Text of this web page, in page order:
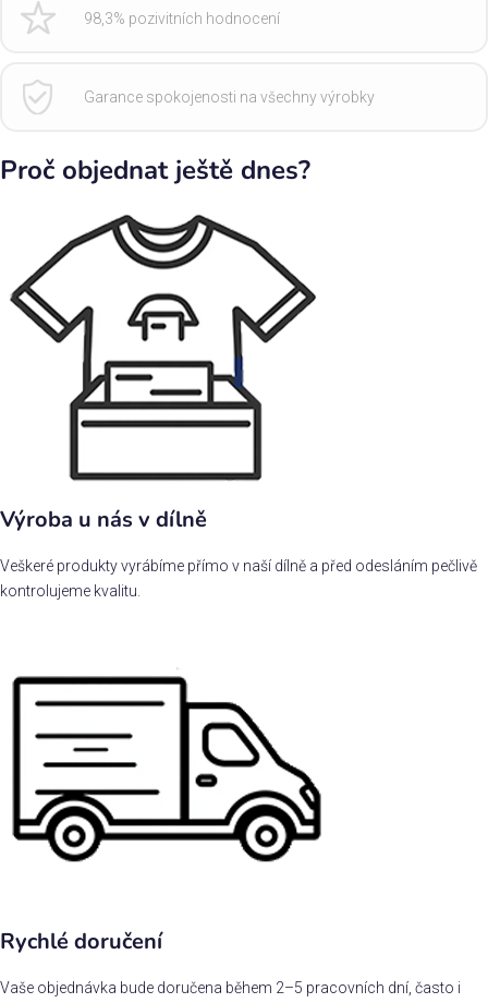
98,3% pozivitních hodnocení
Garance spokojenosti na všechny výrobky
Proč objednat ještě dnes?
Výroba u nás v dílně
Veškeré produkty vyrábíme přímo v naší dílně a před odesláním pečlivě
kontrolujeme kvalitu.
Rychlé doručení
Vaše objednávka bude doručena během 2–5 pracovních dní, často i